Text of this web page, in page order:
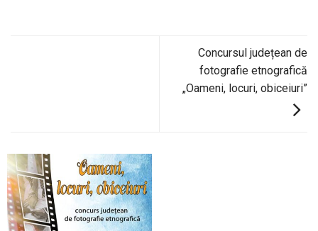
Concursul județean de
fotografie etnografică
„Oameni, locuri, obiceiuri”